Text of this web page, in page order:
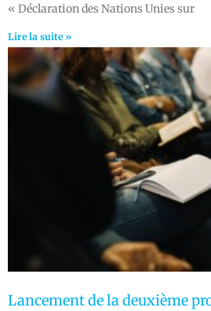
« Déclaration des Nations Unies sur
Lire la suite »
Lancement de la deuxième